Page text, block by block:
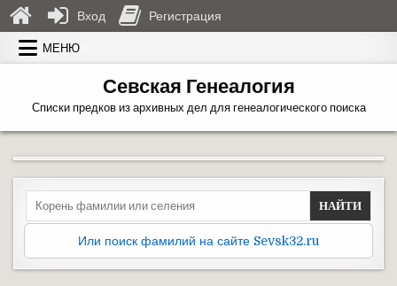
Перейти к содержимому
МЕНЮ
Севская Генеалогия
Списки предков из архивных дел для генеалогического поиска
Search for:
Или поиск фамилий на сайте Sevsk32.ru
Вход Регистрация